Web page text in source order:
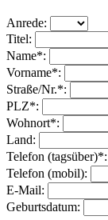
Anrede:
Titel:
Name*:
Vorname*:
Straße/Nr.*:
PLZ*:
Wohnort*:
Land:
Telefon (tagsüber)*:
Telefon (mobil):
E-Mail:
Geburtsdatum: